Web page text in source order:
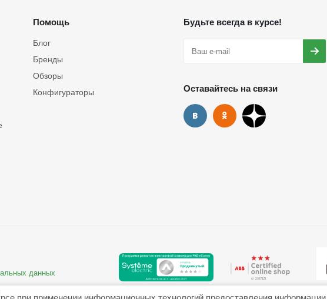
Помощь
Блог
Бренды
Обзоры
Конфигураторы
Будьте всегда в курсе!
Оставайтесь на связи
данных